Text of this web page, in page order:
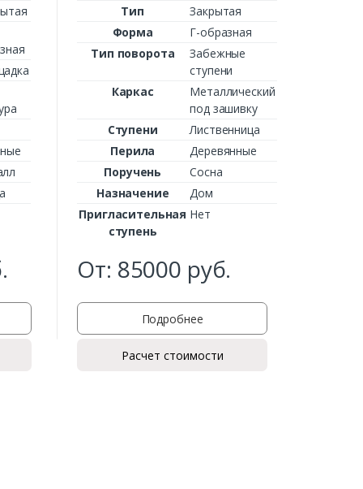
Тип
Закрытая
Форма
Г-образная
Тип поворота
Забежные
ступени
Каркас
Металлический
под зашивку
Ступени
Лиственница
Перила
Деревянные
Поручень
Сосна
Назначение
Дом
Пригласительная
ступень
Нет
От: 85000 руб.
Подробнее
Расчет стоимости